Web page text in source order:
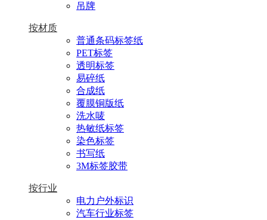
吊牌
按材质
普通条码标签纸
PET标签
透明标签
易碎纸
合成纸
覆膜铜版纸
洗水唛
热敏纸标签
染色标签
书写纸
3M标签胶带
按行业
电力户外标识
汽车行业标签